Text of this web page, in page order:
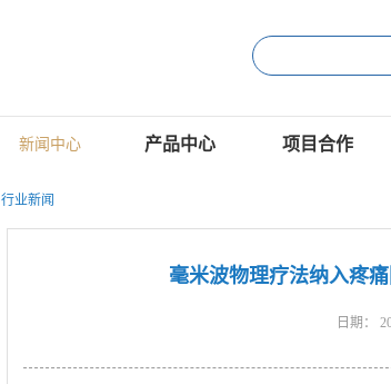
新闻中心 产品中心 项目合作
行业新闻
毫米波物理疗法纳入疼
日期：